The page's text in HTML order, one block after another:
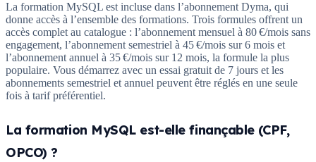
La formation MySQL est incluse dans l’abonnement Dyma, qui
donne accès à l’ensemble des formations. Trois formules offrent un
accès complet au catalogue : l’abonnement mensuel à 80 €/mois sans
engagement, l’abonnement semestriel à 45 €/mois sur 6 mois et
l’abonnement annuel à 35 €/mois sur 12 mois, la formule la plus
populaire. Vous démarrez avec un essai gratuit de 7 jours et les
abonnements semestriel et annuel peuvent être réglés en une seule
fois à tarif préférentiel.
La formation MySQLest-elle finançable (CPF,
OPCO) ?